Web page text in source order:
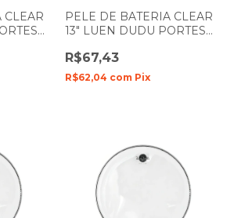
CLEAR
PELE DE BATERIA CLEAR
13" LUEN DUDU PORTES
R$67,43
R$62,04 com Pix